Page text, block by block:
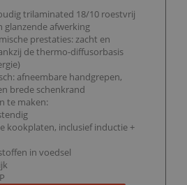
trilaminated 18/10 roestvrij
glanzende afwerking
prestaties: zacht en
de thermo-diffusorbasis
afneembare handgrepen,
brede schenkrand
te maken:
kookplaten, inclusief inductie +
in voedsel